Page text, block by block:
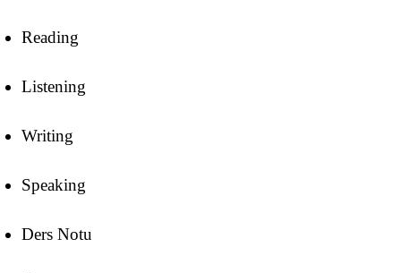
Reading
Listening
Writing
Speaking
Ders Notu